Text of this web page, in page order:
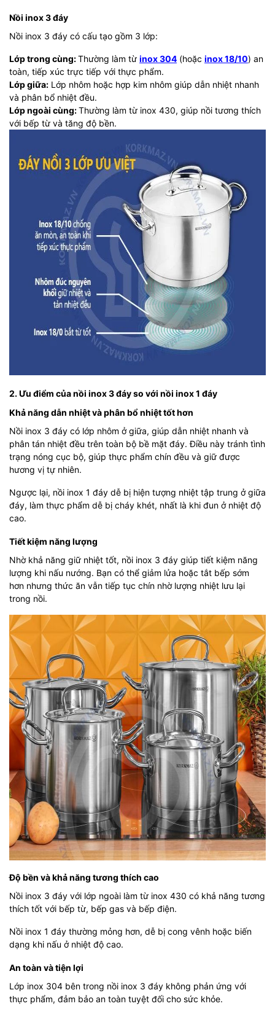
Nồi inox 3 đáy
Nồi inox 3 đáy có cấu tạo gồm 3 lớp:
Lớp trong cùng:Thường làm từ inox 304 (hoặc inox 18/10) an
toàn, tiếp xúc trực tiếp với thực phẩm.
Lớp giữa: Lớp nhôm hoặc hợp kim nhôm giúp dẫn nhiệt nhanh
và phân bổ nhiệt đều.
Lớp ngoài cùng:Thường làm từ inox 430, giúp nồi tương thích
với bếp từ và tăng độ bền.
2. Ưu điểm của nồi inox 3 đáy so với nồi inox 1 đáy
Khả năng dẫn nhiệt và phân bổ nhiệt tốt hơn
Nồi inox 3 đáy có lớp nhôm ở giữa, giúp dẫn nhiệt nhanh và
phân tán nhiệt đều trên toàn bộ bề mặt đáy. Điều này tránh tình
trạng nóng cục bộ, giúp thực phẩm chín đều và giữ được
hương vị tự nhiên.
Ngược lại, nồi inox 1 đáy dễ bị hiện tượng nhiệt tập trung ở giữa
đáy, làm thực phẩm dễ bị cháy khét, nhất là khi đun ở nhiệt độ
cao.
Tiết kiệm năng lượng
Nhờ khả năng giữ nhiệt tốt, nồi inox 3 đáy giúp tiết kiệm năng
lượng khi nấu nướng. Bạn có thể giảm lửa hoặc tắt bếp sớm
hơn nhưng thức ăn vẫn tiếp tục chín nhờ lượng nhiệt lưu lại
trong nồi.
Độ bền và khả năng tương thích cao
Nồi inox 3 đáy với lớp ngoài làm từ inox 430 có khả năng tương
thích tốt với bếp từ, bếp gas và bếp điện.
Nồi inox 1 đáy thường mỏng hơn, dễ bị cong vênh hoặc biến
dạng khi nấu ở nhiệt độ cao.
An toàn và tiện lợi
Lớp inox 304 bên trong nồi inox 3 đáy không phản ứng với
thực phẩm, đảm bảo an toàn tuyệt đối cho sức khỏe.